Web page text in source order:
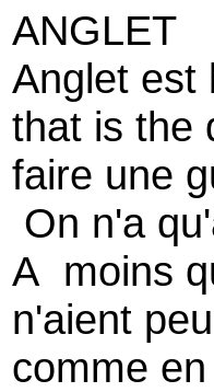
ANGLET
Anglet est
that is the
faire une
On n'a
A moins
n'aient
comme